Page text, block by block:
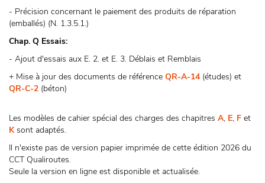
- Précision concernant le paiement des produits de réparation
(emballés) (N. 1.3.5.1.)
Chap. Q Essais:
- Ajout d'essais aux E. 2. et E. 3. Déblais et Remblais
+ Mise à jour des documents de référence QR-A-14 (études) et
QR-C-2 (béton)
Les modèles de cahier spécial des charges des chapitres A, E, F et
Ksont adaptés.
Il n'existe pas de version papier imprimée de cette édition 2026 du
CCT Qualiroutes.
Seule la version en ligne est disponible et actualisée.